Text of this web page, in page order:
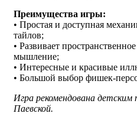
Преимущества игры:
• Простая и доступная
тайлов;
• Развивает
мышление;
• Интересные и красивые
• Большой выбор фишек-
Игра рекомендована детским
Паевской.